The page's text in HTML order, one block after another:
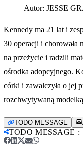
Autor: JESSE
Kennedy ma 21 lat i
30 operacji i chorowała
na przeżycie i radzili
ośrodka adopcyjnego.
córki i zawalczyła o jej
rozchwytywaną
TODO MESSAGE
TODO MESSAGE :